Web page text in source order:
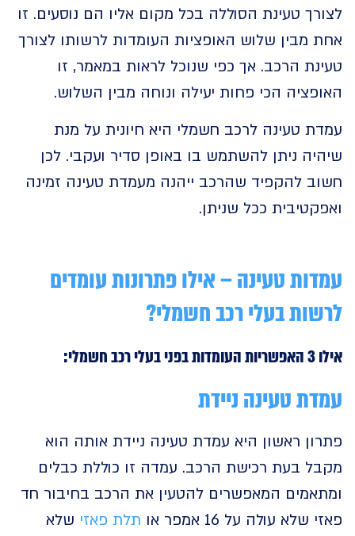
טעינת הסוללה בכל מקום אליו הם נוסעים. זו
מבין שלוש האופציות העומדות לרשותו לצורך
הרכב. אך כפי שנוכל לראות במאמר, זו
הכי פחות יעילה ונוחה מבין השלוש.
טעינה לרכב חשמלי היא חיונית על מנת
ניתן להשתמש בו באופן סדיר ועקבי. לכן
להקפיד שהרכב ייהנה מעמדת טעינה זמינה
ככל שניתן.
טעינה – אילו פתרונות עומדים
בעלי רכב חשמלי?
טעינה ניידת
ראשון היא עמדת טעינה ניידת אותה הוא
בעת רכישת הרכב. עמדה זו כוללת כבלים
המאפשרים להטעין את הרכב בחיבור חד
עולה על 16 אמפר או
תלת פאזישלא